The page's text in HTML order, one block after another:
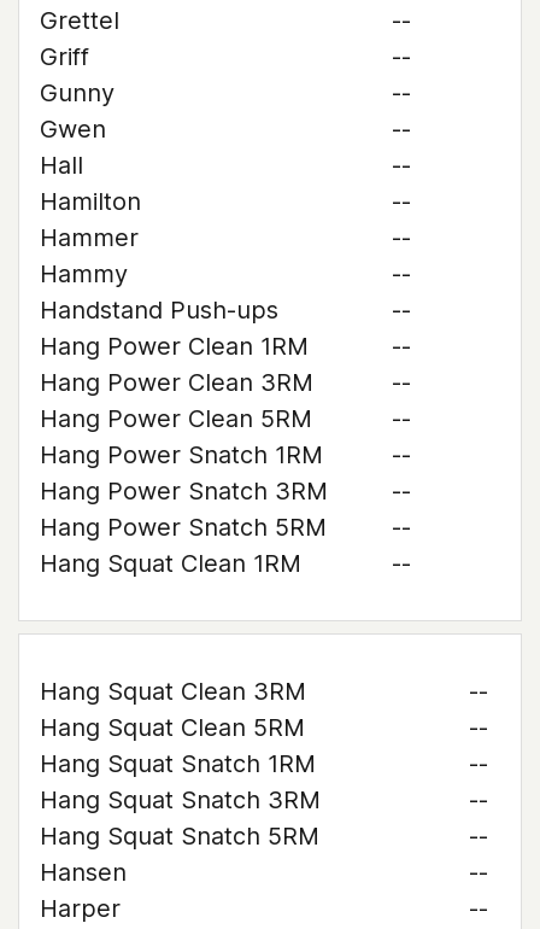
Grettel
--
Griff
--
Gunny
--
Gwen
--
Hall
--
Hamilton
--
Hammer
--
Hammy
--
Handstand Push-ups
--
Hang Power Clean 1RM
--
Hang Power Clean 3RM
--
Hang Power Clean 5RM
--
Hang Power Snatch 1RM
--
Hang Power Snatch 3RM
--
Hang Power Snatch 5RM
--
Hang Squat Clean 1RM
--
Hang Squat Clean 3RM
--
Hang Squat Clean 5RM
--
Hang Squat Snatch 1RM
--
Hang Squat Snatch 3RM
--
Hang Squat Snatch 5RM
--
Hansen
--
Harper
--